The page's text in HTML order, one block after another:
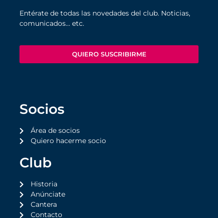
Entérate de todas las novedades del club. Noticias,
comunicados… etc.
QUIERO SUSCRIBIRME
Socios
Área de socios
Quiero hacerme socio
Club
Historia
Anúnciate
Cantera
Contacto